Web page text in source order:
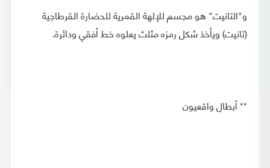
و"التانيت" هو مجسم للإلهة القمرية للحضارة القرطاجية
(تانيت) ويأخذ شكل رمزه مثلث يعلوه خط أفقي ودائرة.
** أبطال واقعيون